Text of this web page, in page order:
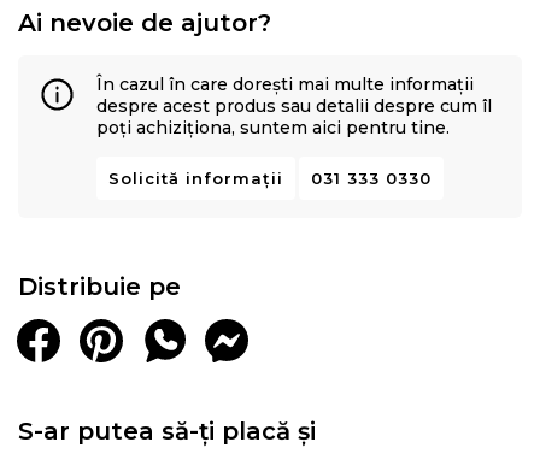
Ai nevoie de ajutor?
În cazul în care dorești mai multe informații
despre acest produs sau detalii despre cum îl
poți achiziționa, suntem aici pentru tine.
Solicită informații 031 333 0330
Distribuie pe
S-ar putea să-ți placă și